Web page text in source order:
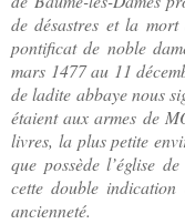
de désastres et la
pontificat de noble
mars 1477 au 11
de ladite abbaye nous
étaient aux armes de
livres, la plus petite
que possède l’église
cette double
ancienneté.